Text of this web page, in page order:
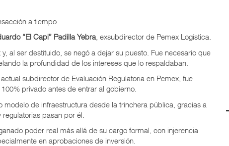
a tiempo.
“El Capi” Padilla Yebra, exsubdirector de Pemex Logística.
al ser destituido, se negó a dejar su puesto. Fue necesario que
la profundidad de los intereses que lo respaldaban.
subdirector de Evaluación Regulatoria en Pemex, fue
privado antes de entrar al gobierno.
modelo de infraestructura desde la trinchera pública, gracias a
pasan por él.
poder real más allá de su cargo formal, con injerencia
en aprobaciones de inversión.